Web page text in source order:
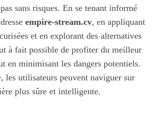
sans risques. En se tenant informé
empire-stream.cv, en appliquant
et en explorant des alternatives
à fait possible de profiter du meilleur
en minimisant les dangers potentiels.
les utilisateurs peuvent naviguer sur
plus sûre et intelligente.